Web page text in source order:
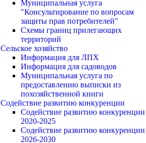
Муниципальная услуга
"Консультирование по вопросам
защиты прав потребителей"
Схемы границ прилегающих
территорий
Сельское хозяйство
Информация для ЛПХ
Информация для садоводов
Муниципальная услуга по
предоставлению выписки из
похозяйственной книги
Содействие развитию конкуренции
Содействие развитию конкуренции
2020-2025
Содействие развитию конкуренции
2026-2030